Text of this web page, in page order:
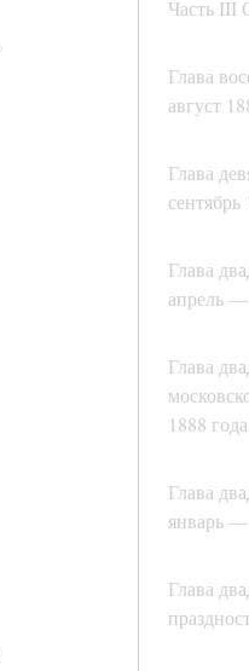
Часть III
Глава
август
Глава
Глава
апрель —
Глава
1888 года
Глава
январь —
Глава